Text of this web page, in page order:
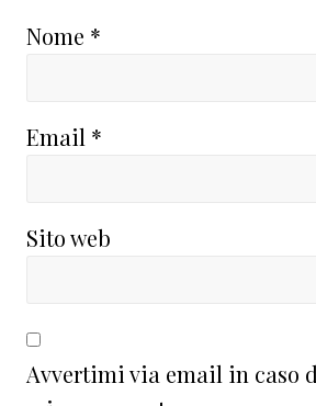
Nome *
Email *
Sito web
Avvertimi via email in caso